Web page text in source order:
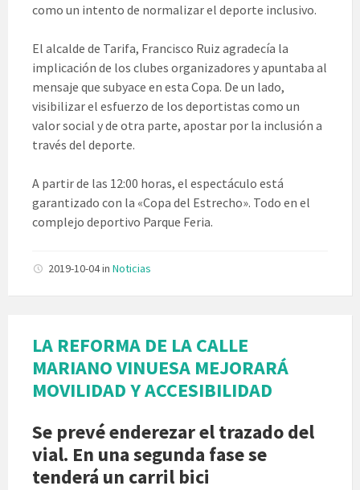
como un intento de normalizar el deporte inclusivo.
El alcalde de Tarifa, Francisco Ruiz agradecía la
implicación de los clubes organizadores y apuntaba al
mensaje que subyace en esta Copa. De un lado,
visibilizar el esfuerzo de los deportistas como un
valor social y de otra parte, apostar por la inclusión a
través del deporte.
A partir de las 12:00 horas, el espectáculo está
garantizado con la «Copa del Estrecho». Todo en el
complejo deportivo Parque Feria.
2019-10-04in Noticias
LA REFORMA DE LA CALLE
MARIANO VINUESA MEJORARÁ
MOVILIDAD Y ACCESIBILIDAD
Se prevé enderezar el trazado del
vial. En una segunda fase se
tenderá un carril bici